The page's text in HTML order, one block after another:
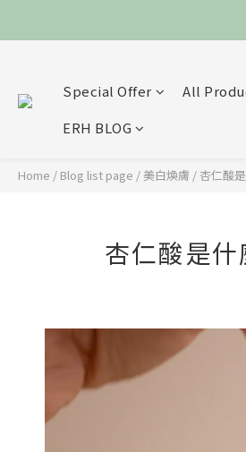
Special Offer All
ERH BLOG
Home / Blog list page / 美白煥膚 / 杏仁酸
杏仁酸是